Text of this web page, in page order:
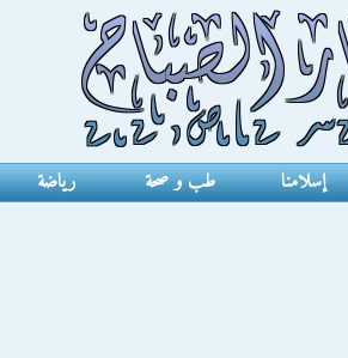
إسلامنا طب و صحة رياضة